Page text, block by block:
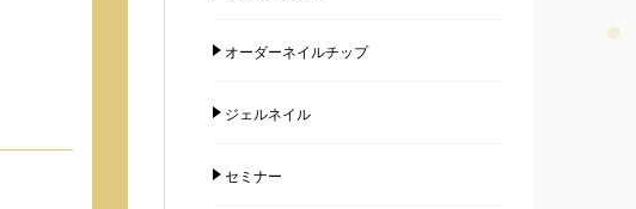
オーダーネイルチップ
ジェルネイル
セミナー